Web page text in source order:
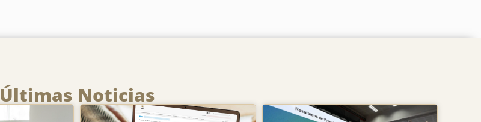
Últimas Noticias